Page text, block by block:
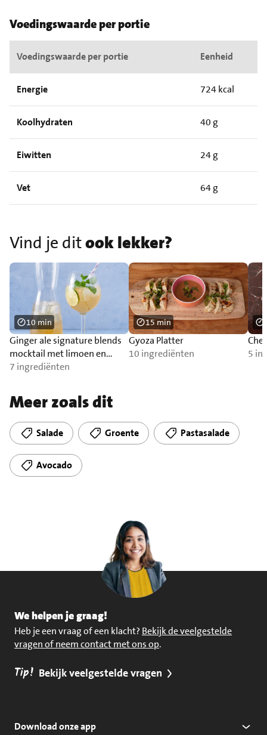
Voedingswaarde per portie
Voedingswaarde per portie Eenheid
Energie 724 kcal
Koolhydraten 40 g
Eiwitten 24 g
Vet 64 g
Vind je ditook lekker?
Ginger ale signature blends
mocktail met limoen en
munt
7 ingrediënten
10 min
Gyoza Platter
10 ingrediënten
15 min
5
Meer zoals dit
Salade Groente Pastasalade
Avocado
We helpen je graag!
Heb je een vraag of een klacht? Bekijk de veelgestelde
vragen of neem contact met ons op.
Tip! Bekijk veelgestelde vragen
Download onze app